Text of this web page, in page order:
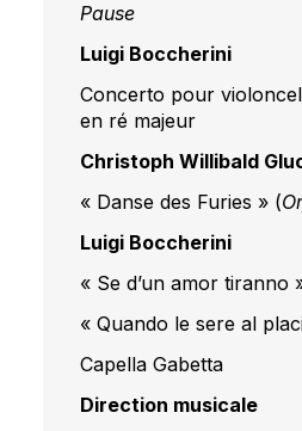
Pause
Luigi Boccherini
Concerto pour
en ré majeur
Christoph Willibald
« Danse des Furies » (
Luigi Boccherini
« Se d’un amor tiranno
« Quando le sere al
Capella Gabetta
Direction musicale